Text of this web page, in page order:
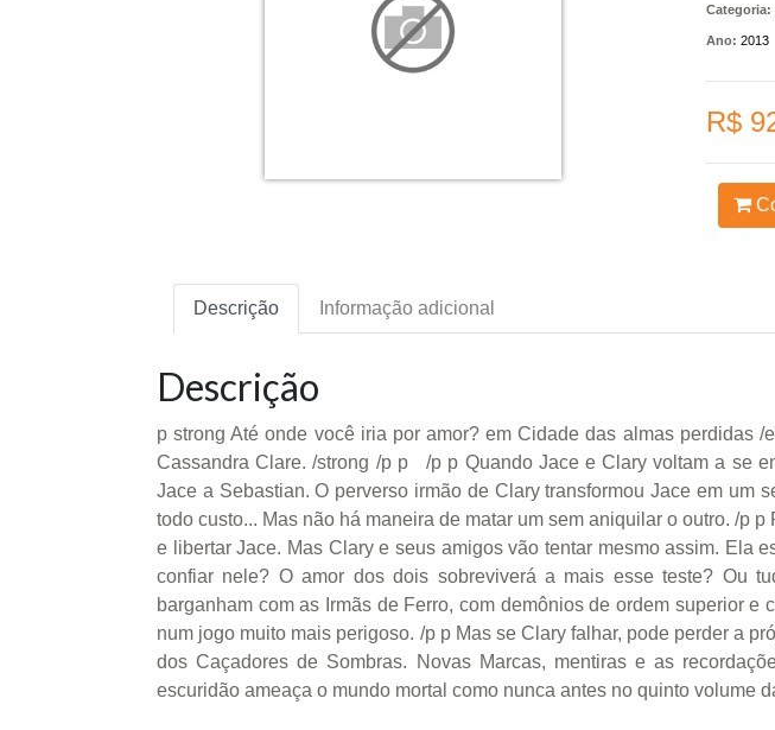
Categoria:
Ano: 2013
R$
Descrição Informação adicional
Descrição
p strong Até onde você iria por amor? em Cidade das almas perdidas
Cassandra Clare. /strong /p p /p p Quando Jace e Clary voltam a se
Jace a Sebastian. O perverso irmão de Clary transformou Jace em um
todo custo... Mas não há maneira de matar um sem aniquilar o outro. /p
e libertar Jace. Mas Clary e seus amigos vão tentar mesmo assim. Ela
confiar nele? O amor dos dois sobreviverá a mais esse teste? Ou
barganham com as Irmãs de Ferro, com demônios de ordem superior
num jogo muito mais perigoso. /p p Mas se Clary falhar, pode perder a
dos Caçadores de Sombras. Novas Marcas, mentiras e as
escuridão ameaça o mundo mortal como nunca antes no quinto volume